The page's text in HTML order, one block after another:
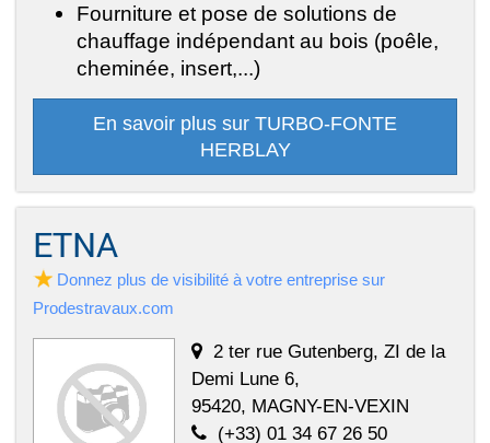
Fourniture et pose de solutions de
chauffage indépendant au bois (poêle,
cheminée, insert,...)
En savoir plus sur TURBO-FONTE
HERBLAY
ETNA
Donnez plus de visibilité à votre entreprise sur
Prodestravaux.com
2 ter rue Gutenberg, ZI de la
Demi Lune 6,
95420, MAGNY-EN-VEXIN
(+33) 01 34 67 26 50